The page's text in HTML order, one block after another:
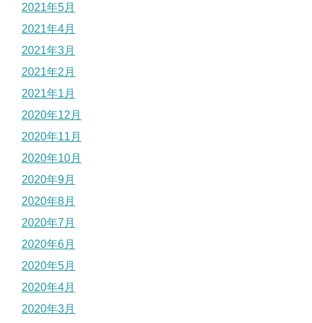
2021年5月
2021年4月
2021年3月
2021年2月
2021年1月
2020年12月
2020年11月
2020年10月
2020年9月
2020年8月
2020年7月
2020年6月
2020年5月
2020年4月
2020年3月